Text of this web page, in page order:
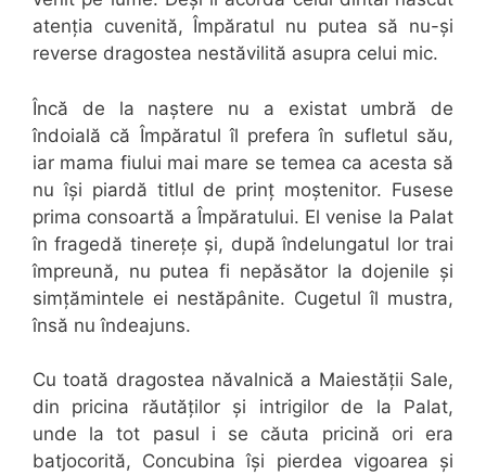
atenția cuvenită, Împăratul nu putea să nu-și
reverse dragostea nestăvilită asupra celui mic.
Încă de la naștere nu a existat umbră de
îndoială că Împăratul îl prefera în sufletul său,
iar mama fiului mai mare se temea ca acesta să
nu își piardă titlul de prinț moștenitor. Fusese
prima consoartă a Împăratului. El venise la Palat
în fragedă tinerețe și, după îndelungatul lor trai
împreună, nu putea fi nepăsător la dojenile și
simțămintele ei nestăpânite. Cugetul îl mustra,
însă nu îndeajuns.
Cu toată dragostea năvalnică a Maiestății Sale,
din pricina răutăților și intrigilor de la Palat,
unde la tot pasul i se căuta pricină ori era
batjocorită, Concubina își pierdea vigoarea și